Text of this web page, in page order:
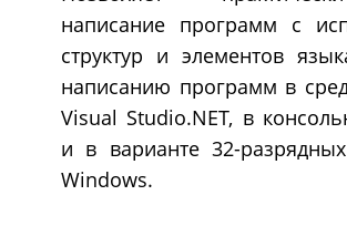
написание программ с
структур и элементов
написанию программ в
Visual Studio.NET, в
и в варианте 32-
Windows.